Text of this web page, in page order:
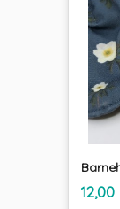
Pris
12,00